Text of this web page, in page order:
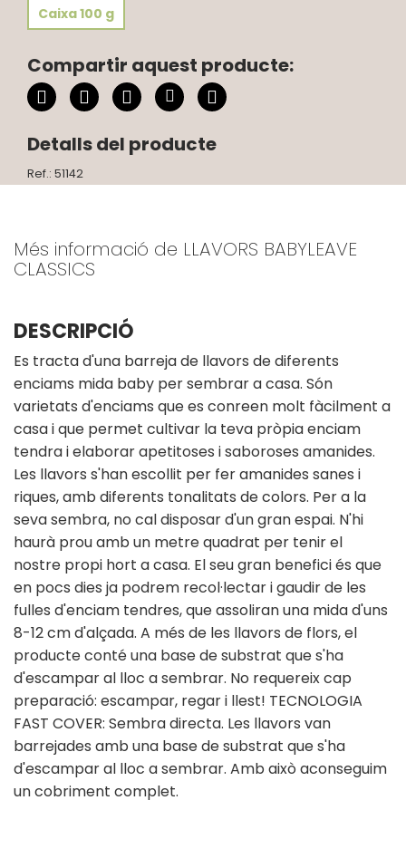
Caixa 100 g
Compartir aquest producte:
Detalls del producte
Ref.: 51142
Més informació de LLAVORS BABYLEAVE
CLASSICS
DESCRIPCIÓ
Es tracta d'una barreja de llavors de diferents
enciams mida baby per sembrar a casa. Són
varietats d'enciams que es conreen molt fàcilment a
casa i que permet cultivar la teva pròpia enciam
tendra i elaborar apetitoses i saboroses amanides.
Les llavors s'han escollit per fer amanides sanes i
riques, amb diferents tonalitats de colors. Per a la
seva sembra, no cal disposar d'un gran espai. N'hi
haurà prou amb un metre quadrat per tenir el
nostre propi hort a casa. El seu gran benefici és que
en pocs dies ja podrem recol·lectar i gaudir de les
fulles d'enciam tendres, que assoliran una mida d'uns
8-12 cm d'alçada. A més de les llavors de flors, el
producte conté una base de substrat que s'ha
d'escampar al lloc a sembrar. No requereix cap
preparació: escampar, regar i llest! TECNOLOGIA
FAST COVER: Sembra directa. Les llavors van
barrejades amb una base de substrat que s'ha
d'escampar al lloc a sembrar. Amb això aconseguim
un cobriment complet.